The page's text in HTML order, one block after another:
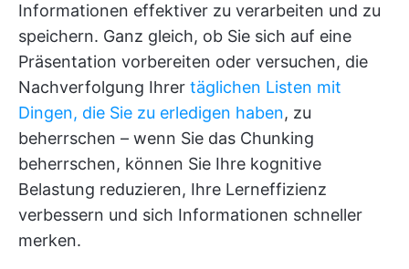
Informationen effektiver zu verarbeiten und zu
speichern. Ganz gleich, ob Sie sich auf eine
Präsentation vorbereiten oder versuchen, die
Nachverfolgung Ihrer täglichen Listen mit
Dingen, die Sie zu erledigen haben, zu
beherrschen – wenn Sie das Chunking
beherrschen, können Sie Ihre kognitive
Belastung reduzieren, Ihre Lerneffizienz
verbessern und sich Informationen schneller
merken.